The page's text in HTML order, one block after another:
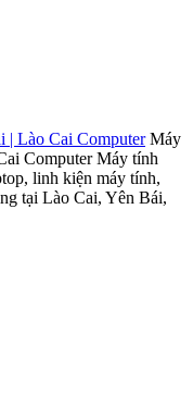
Máy
Computer Máy tính
linh kiện máy tính,
tại Lào Cai, Yên Bái,